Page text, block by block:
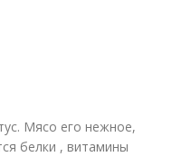
Мясо его нежное,
белки , витамины